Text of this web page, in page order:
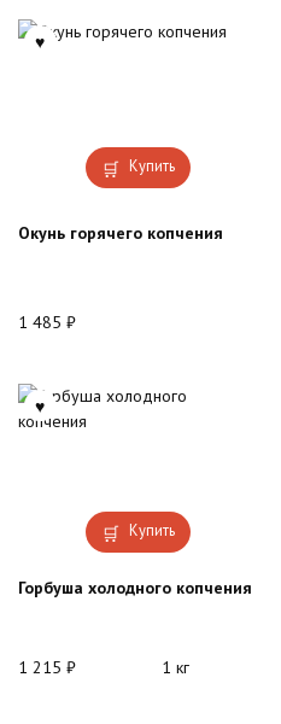
Купить
Окунь горячего копчения
1 485 ₽
Купить
Горбуша холодного копчения
1 215 ₽ 1 кг